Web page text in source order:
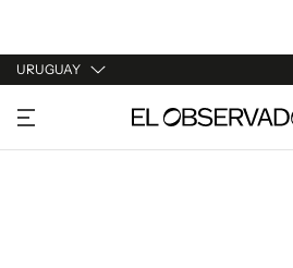
URUGUAY
URUGUAY
ARGENTINA